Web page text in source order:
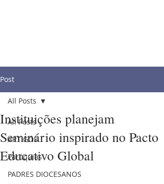
Post
All Posts
ARTIGOS
Paróquias
PADRES DIOCESANOS
All Posts
Instituições planejam
Seminário inspirado no Pacto
Educativo Global